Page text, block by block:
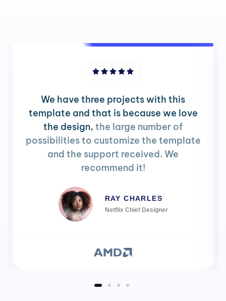
We have three projects with this
template and that is because we love
the design, the large number of
possibilities to customize the template
and the support received. We
recommend it!
RAY CHARLES
Netflix Chief Designer